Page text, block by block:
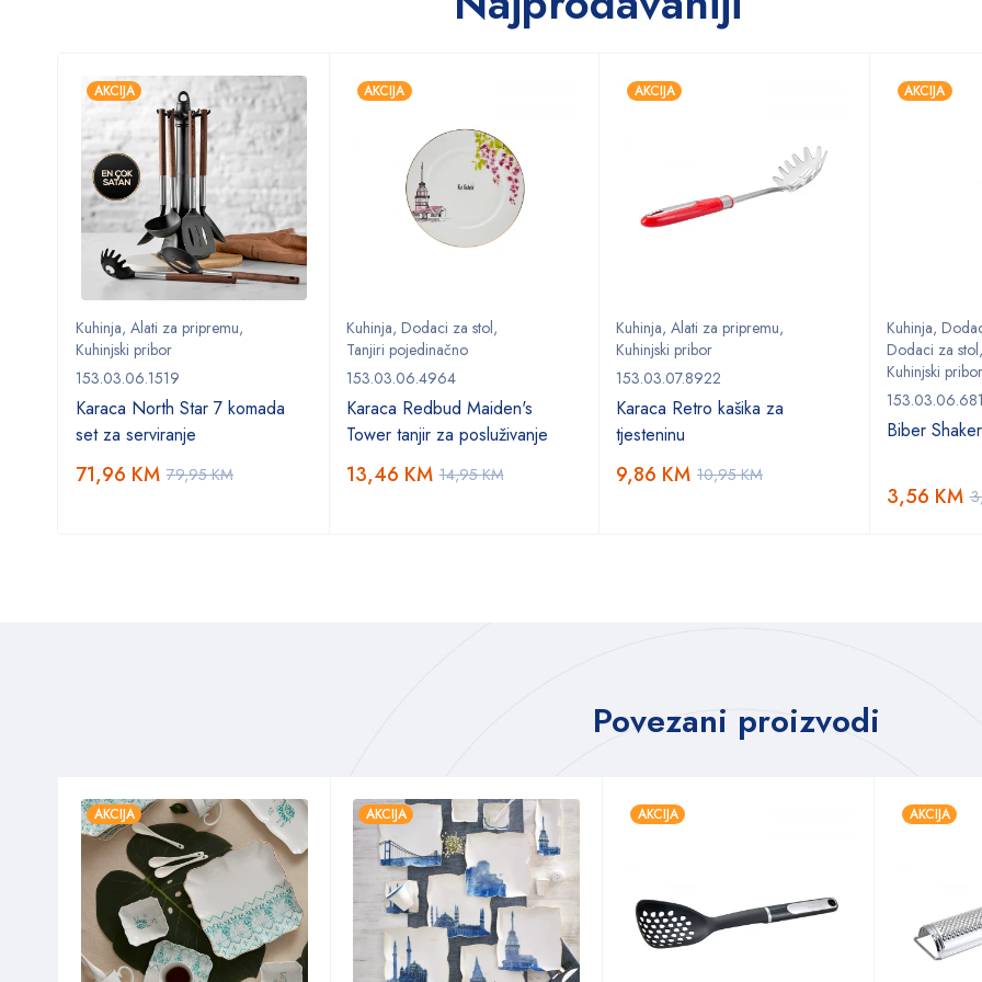
AKCIJA
Kuhinja, Alati za pripremu,
Kuhinjski pribor
153.03.06.1519
Karaca North Star 7 komada
set za serviranje
79,95KM
71,96 KM
AKCIJA
Kuhinja, Dodaci za stol,
Tanjiri pojedinačno
153.03.06.4964
Karaca Redbud Maiden's
Tower tanjir za posluživanje
14,95KM
13,46 KM
AKCIJA
Kuhinja, Alati za pripremu,
Kuhinjski pribor
153.03.07.8922
Karaca Retro kašika za
tjesteninu
10,95KM
9,86 KM
AKCIJA
Kuhinja,
Dodaci za stol,
Kuhinjski pribor
Biber
3,56 KM
Povezani proizvodi
AKCIJA AKCIJA AKCIJA AKCIJA